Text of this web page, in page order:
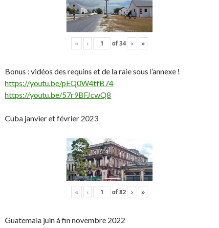
« ‹ of34 › »
Bonus : vidéos des requins et de la raie sous l’annexe !
https://youtu.be/pEQ0W4tfB74
https://youtu.be/57r9BFJcwQ8
Cuba janvier et février 2023
« ‹ of82 › »
Guatemala juin à fin novembre 2022